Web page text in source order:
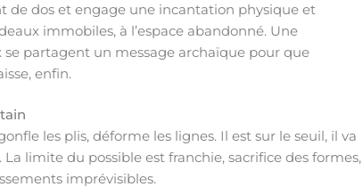
de dos et engage une incantation physique et
immobiles, à l’espace abandonné. Une
partagent un message archaïque pour que
enfin.
les plis, déforme les lignes. Il est sur le seuil, il va
limite du possible est franchie, sacrifice des formes,
imprévisibles.